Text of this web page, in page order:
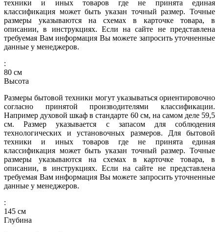
техники и иных товаров где не принята единая
классификация может быть указан точный размер. Точные
размеры указываются на схемах в карточке товара, в
описании, в инструкциях. Если на сайте не представлена
требуемая Вам информация Вы можете запросить уточненные
данные у менеджеров.
:
80 см
Высота
Размеры бытовой техники могут указываться ориентировочно
согласно принятой производителями классификации.
Например духовой шкаф в стандарте 60 см, на самом деле 59,5
см. Размер указывается с запасом для соблюдения
технологических и установочных размеров. Для бытовой
техники и иных товаров где не принята единая
классификация может быть указан точный размер. Точные
размеры указываются на схемах в карточке товара, в
описании, в инструкциях. Если на сайте не представлена
требуемая Вам информация Вы можете запросить уточненные
данные у менеджеров.
:
145 см
Глубина